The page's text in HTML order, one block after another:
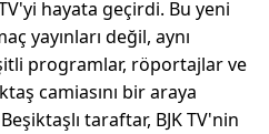
hayata geçirdi. Bu yeni
yayınları değil, aynı
programlar, röportajlar ve
camiasını bir araya
taraftar, BJK TV'nin